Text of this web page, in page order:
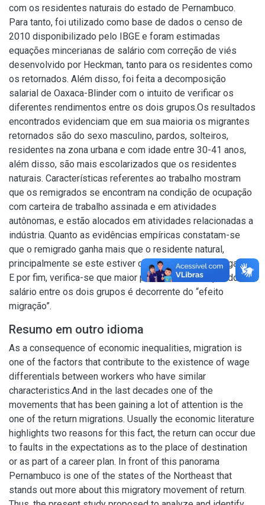
com os residentes naturais do estado de Pernambuco.
Para tanto, foi utilizado como base de dados o censo de
2010 disponibilizado pelo IBGE e foram estimadas
equações mincerianas de salário com correção de viés
desenvolvido por Heckman, tanto para os residentes como
os retornados. Além disso, foi feita a decomposição
salarial de Oaxaca-Blinder com o intuito de verificar os
diferentes rendimentos entre os dois grupos.Os resultados
encontrados evidenciam que em sua maioria os migrantes
retornados são do sexo masculino, pardos, solteiros,
residentes na zona urbana e com idade entre 30-41 anos,
além disso, são mais escolarizados que os residentes
naturais. Características referentes ao trabalho mostram
que os remigrados se encontram na condição de ocupação
com carteira de trabalho assinada e em atividades
autônomas, e estão alocados em atividades relacionadas a
indústria. Quanto as evidências empíricas constatam-se
que o remigrado ganha mais que o residente natural,
principalmente se este estiver ocupado como empregador.
E por fim, verifica-se que maior parte das diferenças do
salário entre os dois grupos é decorrente do “efeito
migração”.
Resumo em outro idioma
As a consequence of economic inequalities, migration is
one of the factors that contribute to the existence of wage
differentials between workers who have similar
characteristics.And in the last decades one of the
movements that has been gaining a lot of attention is the
one of the return migrations. Usually the economic literature
highlights two reasons for this fact, the return can occur due
to faults in the expectations as to the place of destination
or as part of a career plan. In front of this panorama
Pernambuco is one of the states of the Northeast that
stands out more about this migratory movement of return.